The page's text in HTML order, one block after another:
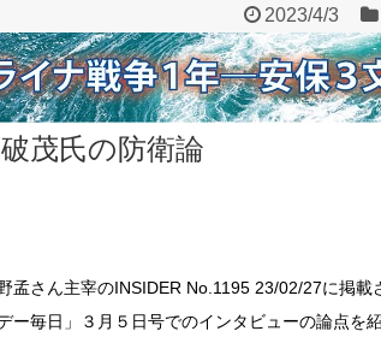
2023/4/3
茂氏の防衛論
孟さん主宰のINSIDER No.1195 23/02/27に掲載
ー毎日」３月５日号でのインタビューの論点を